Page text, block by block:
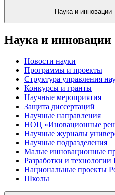
Наука и инновации
Наука и инновации
Новости науки
Программы и проекты
Структура управления
Конкурсы и гранты
Научные мероприятия
Защита диссертаций
Научные направления
НОЦ «Иновационные
Научные журналы
Научные подразделения
Малые инновационные
Разработки и
Национальные проекты
Школы